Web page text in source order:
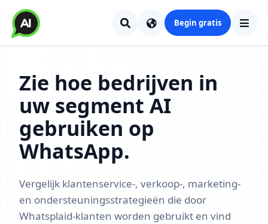
Begin gratis
Zie hoe bedrijven in
uw segment AI
gebruiken op
WhatsApp.
Vergelijk klantenservice-, verkoop-, marketing-
en ondersteuningsstrategieën die door
Whatsplaid-klanten worden gebruikt en vind